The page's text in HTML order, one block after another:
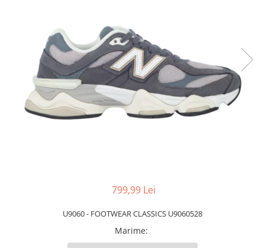
Slapi femei
799,99 Lei
U9060 - FOOTWEAR CLASSICS U9060528
Marime: